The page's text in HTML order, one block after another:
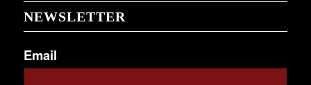
NEWSLETTER
Email